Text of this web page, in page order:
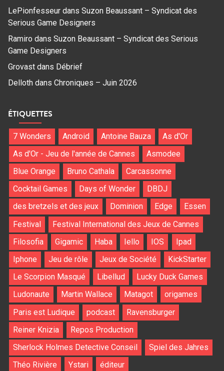
LePionfesseur dans Suzon Beaussant – Syndicat des
Serious Game Designers
Ramiro dans Suzon Beaussant – Syndicat des Serious
Game Designers
Grovast dans Débrief
Delloth dans Chroniques – Juin 2026
ÉTIQUETTES
7 Wonders Android Antoine Bauza
As d'Or
As d'Or - Jeu de l'année de Cannes
Asmodee
Blue Orange
Bruno Cathala
Carcassonne
Cocktail Games
Days of Wonder
DBDJ
des bretzels et des jeux
Dominion Edge
Essen
Festival
Festival International des Jeux de Cannes
Filosofia
Gigamic Haba Iello IOS
Ipad
Iphone
Jeu de rôle Jeux de Société
KickStarter
Le Scorpion Masqué
Libellud
Lucky Duck Games
Ludonaute
Martin Wallace Matagot
origames
Paris est Ludique
podcast
Ravensburger
Reiner Knizia
Repos Production
Sherlock Holmes Detective Conseil
Spiel des Jahres
Théo Rivière
Ystari éditeur